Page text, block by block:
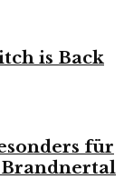
is Back
für